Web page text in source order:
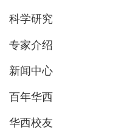
科学研究
专家介绍
新闻中心
百年华西
华西校友